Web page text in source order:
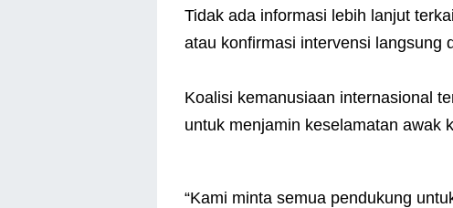
Tidak ada informasi lebih lanjut
atau konfirmasi intervensi langsung
Koalisi kemanusiaan internasional
untuk menjamin keselamatan awak
“Kami minta semua pendukung